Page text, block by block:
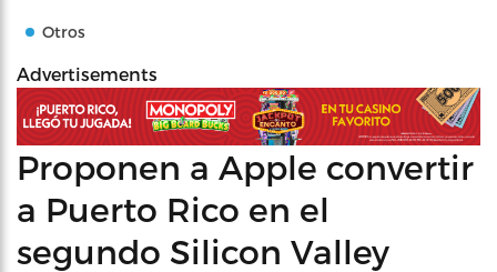
Otros
Advertisements
Proponen a Apple convertir
a Puerto Rico en el
segundo Silicon Valley